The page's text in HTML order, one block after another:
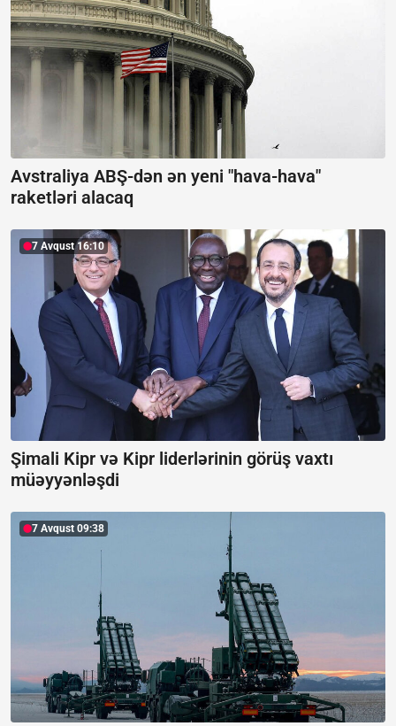
Avstraliya ABŞ-dən ən yeni "hava-hava"
raketləri alacaq
7 Avqust 16:10
Şimali Kipr və Kipr liderlərinin görüş vaxtı
müəyyənləşdi
7 Avqust 09:38